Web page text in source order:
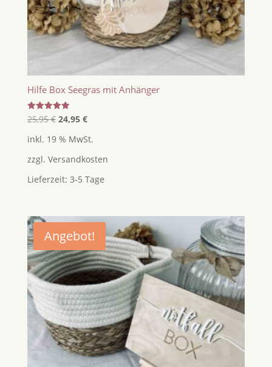
Hilfe Box Seegras mit Anhänger
Bewertet
mit
von 5
25,95€ Ursprünglicher
war:
25,95 €
24,95 €Aktueller
ist:
24,95 €.
inkl. 19 % MwSt.
zzgl. Versandkosten
Lieferzeit: 3-5 Tage
Angebot!